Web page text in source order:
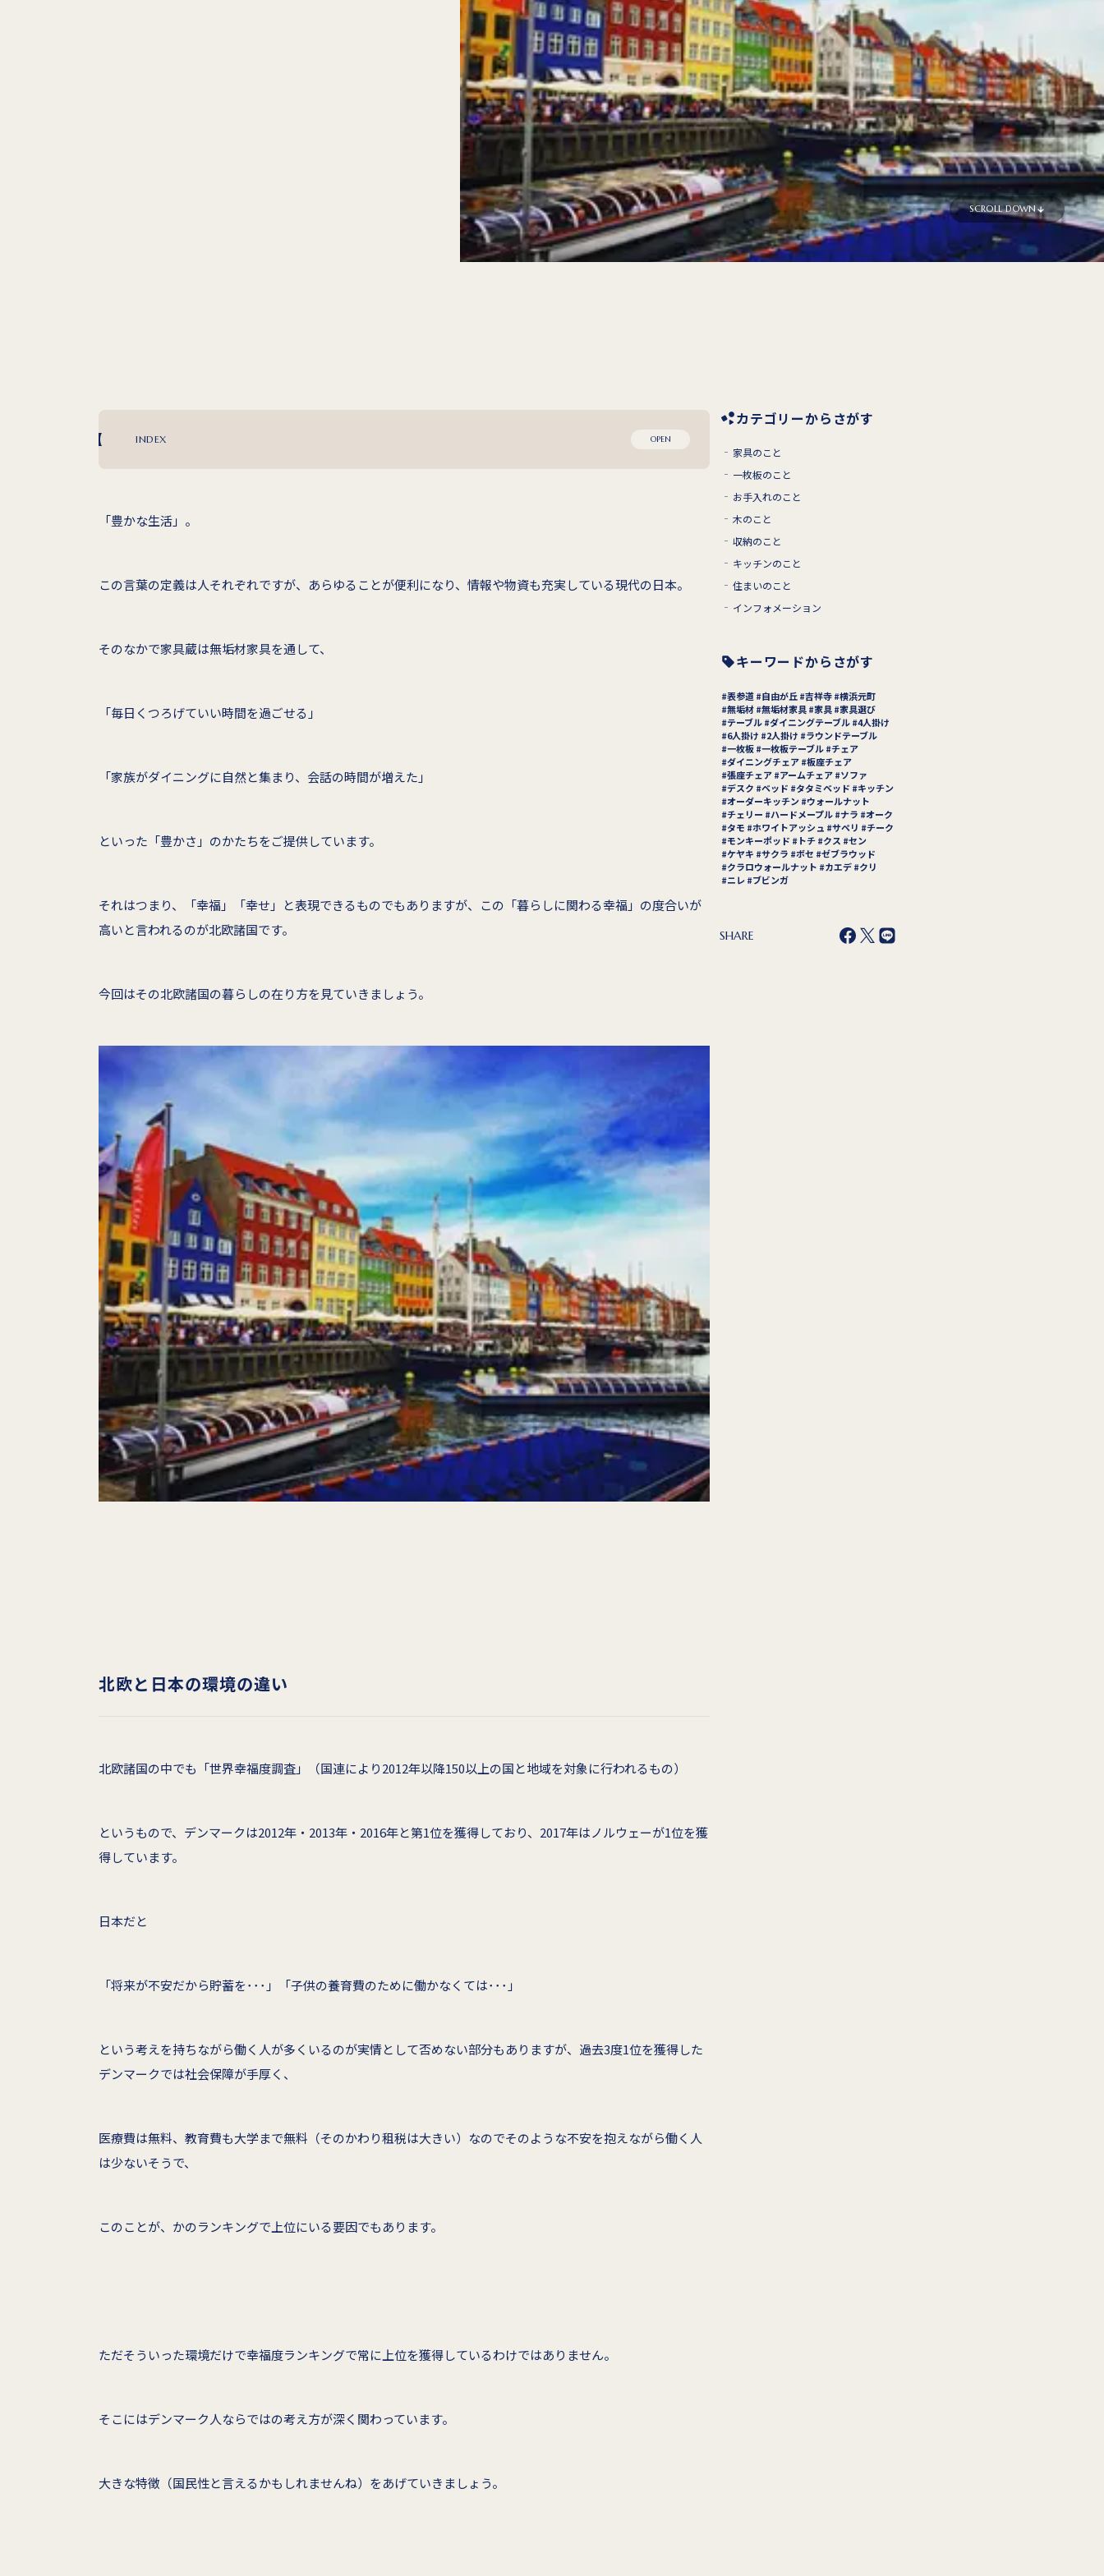
SCROLL DOWN
INDEX OPEN
「豊かな生活」。
この言葉の定義は人それぞれですが、あらゆることが便利になり、情報や物資も充実している現代の日本。
そのなかで家具蔵は無垢材家具を通して、
「毎日くつろげていい時間を過ごせる」
「家族がダイニングに自然と集まり、会話の時間が増えた」
といった「豊かさ」のかたちをご提供しています。
それはつまり、「幸福」「幸せ」と表現できるものでもありますが、この「暮らしに関わる幸福」の度合いが
高いと言われるのが北欧諸国です。
今回はその北欧諸国の暮らしの在り方を見ていきましょう。
北欧と日本の環境の違い
北欧諸国の中でも「世界幸福度調査」（国連により2012年以降150以上の国と地域を対象に行われるもの）
というもので、デンマークは2012年・2013年・2016年と第1位を獲得しており、2017年はノルウェーが1位を獲
得しています。
日本だと
「将来が不安だから貯蓄を･･･」「子供の養育費のために働かなくては･･･」
という考えを持ちながら働く人が多くいるのが実情として否めない部分もありますが、過去3度1位を獲得した
デンマークでは社会保障が手厚く、
医療費は無料、教育費も大学まで無料（そのかわり租税は大きい）なのでそのような不安を抱えながら働く人
は少ないそうで、
このことが、かのランキングで上位にいる要因でもあります。
ただそういった環境だけで幸福度ランキングで常に上位を獲得しているわけではありません。
そこにはデンマーク人ならではの考え方が深く関わっています。
大きな特徴（国民性と言えるかもしれませんね）をあげていきましょう。
カテゴリーからさがす
家具のこと
一枚板のこと
お手入れのこと
木のこと
収納のこと
キッチンのこと
住まいのこと
インフォメーション
キーワードからさがす
表参道 自由が丘 吉祥寺 横浜元町
無垢材 無垢材家具 家具
家具選び
テーブル ダイニングテーブル 4人掛け
6人掛け
2人掛け
ラウンドテーブル
一枚板 一枚板テーブル チェア
ダイニングチェア 板座チェア
張座チェア
アームチェア
ソファ
デスク
ベッド タタミベッド
キッチン
オーダーキッチン
ウォールナット
チェリー
ハードメープル ナラ
オーク
タモ
ホワイトアッシュ サペリ
チーク
モンキーポッド
トチ クス
セン
ケヤキ
サクラ ボセ
ゼブラウッド
クラロウォールナット
カエデ
クリ
ニレ
ブビンガ
SHARE